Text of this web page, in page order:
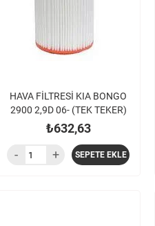
HAVA FİLTRESİ KIA BONGO
2900 2,9D 06- (TEK TEKER)
₺632,63
SEPETE EKLE